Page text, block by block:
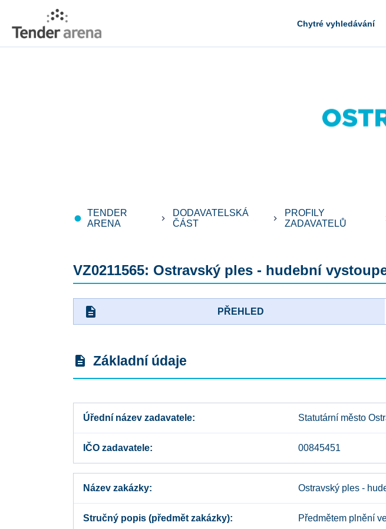
Chytré vyhledávání
fiber_manual_record
TENDER
ARENA
keyboard_arrow_right
DODAVATELSKÁ
ČÁST
keyboard_arrow_right
PROFILY
ZADAVATELŮ
VZ0211565: Ostravský ples - hudební
description PŘEHLED
description Základní údaje
Úřední název zadavatele Statutární město
IČO zadavatele 00845451
Název zakázky Ostravský ples -
Stručný popis (předmět zakázky) Předmětem plnění